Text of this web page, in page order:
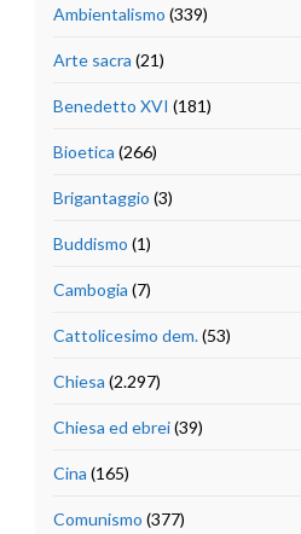
Ambientalismo (339)
Arte sacra (21)
Benedetto XVI (181)
Bioetica (266)
Brigantaggio (3)
Buddismo (1)
Cambogia (7)
Cattolicesimo dem.(53)
Chiesa (2.297)
Chiesa ed ebrei(39)
Cina (165)
Comunismo (377)